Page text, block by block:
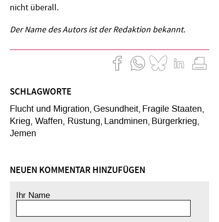
nicht überall.
Der Name des Autors ist der Redaktion bekannt.
SCHLAGWORTE
Flucht und Migration Gesundheit Fragile Staaten
Krieg, Waffen, Rüstung Landminen Bürgerkrieg
Jemen
NEUEN KOMMENTAR HINZUFÜGEN
Ihr Name